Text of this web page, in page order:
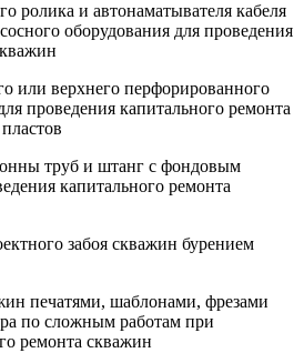
ролика и автонаматывателя кабеля
оборудования для проведения
или верхнего перфорированного
проведения капитального ремонта
труб и штанг с фондовым
капитального ремонта
забоя скважин бурением
печатями, шаблонами, фрезами
по сложным работам при
ремонта скважин